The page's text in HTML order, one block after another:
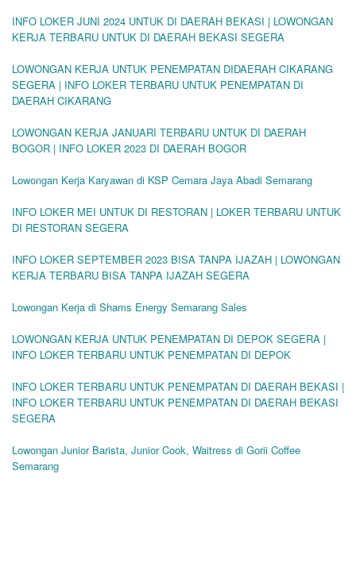
INFO LOKER JUNI 2024 UNTUK DI DAERAH BEKASI | LOWONGAN
KERJA TERBARU UNTUK DI DAERAH BEKASI SEGERA
LOWONGAN KERJA UNTUK PENEMPATAN DIDAERAH CIKARANG
SEGERA | INFO LOKER TERBARU UNTUK PENEMPATAN DI
DAERAH CIKARANG
LOWONGAN KERJA JANUARI TERBARU UNTUK DI DAERAH
BOGOR | INFO LOKER 2023 DI DAERAH BOGOR
Lowongan Kerja Karyawan di KSP Cemara Jaya Abadi Semarang
INFO LOKER MEI UNTUK DI RESTORAN | LOKER TERBARU UNTUK
DI RESTORAN SEGERA
INFO LOKER SEPTEMBER 2023 BISA TANPA IJAZAH | LOWONGAN
KERJA TERBARU BISA TANPA IJAZAH SEGERA
Lowongan Kerja di Shams Energy Semarang Sales
LOWONGAN KERJA UNTUK PENEMPATAN DI DEPOK SEGERA |
INFO LOKER TERBARU UNTUK PENEMPATAN DI DEPOK
INFO LOKER TERBARU UNTUK PENEMPATAN DI DAERAH BEKASI |
INFO LOKER TERBARU UNTUK PENEMPATAN DI DAERAH BEKASI
SEGERA
Lowongan Junior Barista, Junior Cook, Waitress di Gorii Coffee
Semarang